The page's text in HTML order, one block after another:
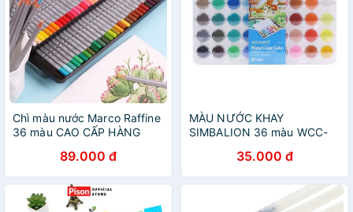
Chì màu nước Marco Raffine
36 màu CAO CẤP HÀNG
89.000 đ
MÀU NƯỚC KHAY
SIMBALION 36 màu WCC-
hãng 100%35.000 đ